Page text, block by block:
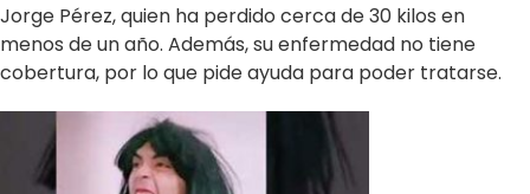
Jorge Pérez, quien ha perdido cerca de 30 kilos en
menos de un año. Además, su enfermedad no tiene
cobertura, por lo que pide ayuda para poder tratarse.